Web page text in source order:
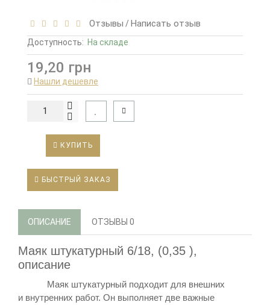
Отзывы /Написать отзыв
Доступность: На складе
19,20 грн
Нашли дешевле
КУПИТЬ
БЫСТРЫЙ ЗАКАЗ
ОПИСАНИЕ ОТЗЫВЫ 0
Маяк штукатурный 6/18, (0,35 ),
описание
Маяк штукатурный подходит для внешних
и внутренних работ. Он выполняет две важные